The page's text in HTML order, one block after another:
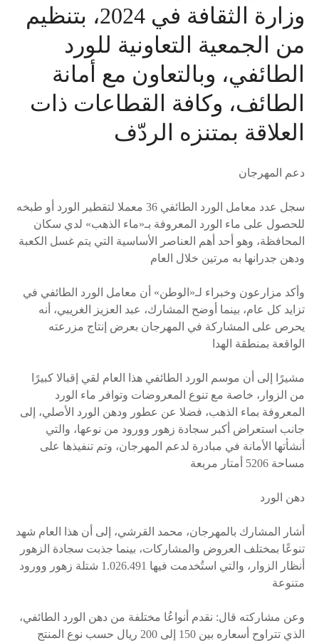
وزارة الثقافة في 2024، بتنظيم
من الجمعية التعاونية للورد
الطائفي، وبالتعاون مع أمانة
الطائف، وكافة القطاعات ذات
العلاقة بمتنزه الردّف
دعم المهرجان
سجل عدد معامل الورد الطائفي 36 معملا لتقطير الورد أو طبخه
للحصول على ماء الورد المعروفة بـ«ماء الذهب» لدي سكان
المحافظة، وهو أحد أهم العناصر الأساسية التي يتم غسل الكعبة
ودهن جدرانها به مرتين خلال العام
وأكد مزارعون وخبراء لـ«الوطن» أن معامل الورد الطائفي في
تزايد كل عام، بينما أوضح المشارك، عبد العزيز الغريبي، أنه
يحرص على المشاركة في المهرجان بعرض إنتاج مزرعته
الواقعة بمنطقة الهدا
مشيرًا إلى أن موسم الورد الطائفي هذا العام لقي إقبالا كبيرًا
من الزوار، خاصة مع تنوع المعروضات وتوافر ماء الورد
المعروفة بماء الذهب، فضلا عن عطور ودهن الورد الأصلي، إلى
جانب استعراض أكبر سجادة زهور وورود من نوعها، والتي
أنشأتها الأمانة في مبادرة لدعم المهرجان، وتم تنفيذها على
مساحة 5206 أمتار مربعة
دهن الورد
أشار المشارك بالمهرجان، محمد القرشي، إلى أن هذا العام شهد
تنوعًا بمختلف العروض والمشاركات، بينما جذبت سجادة الزهور
أنظار الزوار، والتي استُخدمت فيها 1.026.491 شتلة زهور وورود
متنوعة
وعن مشاركته قال: نقدم أنواعُا مختلفة من دهن الورد الطائفي،
الذي تتراوح أسعاره بين 150 إلى 200 ريال حسب نوع المنتج